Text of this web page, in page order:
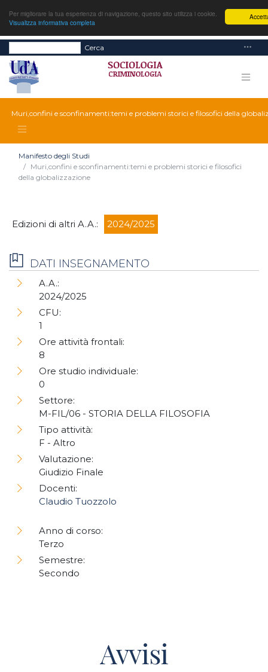
Per migliorare la tua esperienza di navigazione, questo sito utilizza i cookie.
Visualizza informativa completa
Cerca
Muri,confini e sconfinamenti:temi e problemi storici e filosofici della
Manifesto degli Studi
Muri,confini e sconfinamenti:temi e problemi storici e filosofici
della globalizzazione
Edizioni di altri A.A.: 2024/2025
DATI INSEGNAMENTO
A.A.:
2024/2025
CFU:
1
Ore attività frontali:
8
Ore studio individuale:
0
Settore:
M-FIL/06 - STORIA DELLA FILOSOFIA
Tipo attività:
F - Altro
Valutazione:
Giudizio Finale
Docenti:
Claudio Tuozzolo
Anno di corso:
Terzo
Semestre:
Secondo
Avvisi